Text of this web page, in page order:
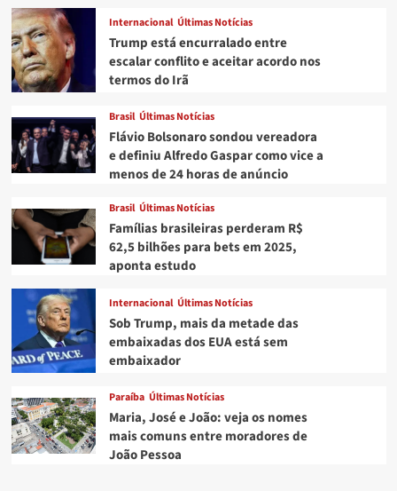
Internacional Últimas Notícias
Trump está encurralado entre
escalar conflito e aceitar acordo nos
termos do Irã
Brasil Últimas Notícias
Flávio Bolsonaro sondou vereadora
e definiu Alfredo Gaspar como vice a
menos de 24 horas de anúncio
Brasil Últimas Notícias
Famílias brasileiras perderam R$
62,5 bilhões para bets em 2025,
aponta estudo
Internacional Últimas Notícias
Sob Trump, mais da metade das
embaixadas dos EUA está sem
embaixador
Paraíba Últimas Notícias
Maria, José e João: veja os nomes
mais comuns entre moradores de
João Pessoa